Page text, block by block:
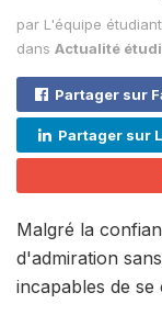
par L'équipe
dans Actualité
Partager sur
Partager sur
Malgré la
d'admiration
incapables de